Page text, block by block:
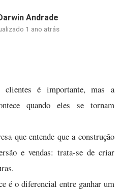
Andrade
1 ano atrás
clientes é importante, mas a
quando eles se tornam
que entende que a construção
e vendas: trata-se de criar
é o diferencial entre ganhar um